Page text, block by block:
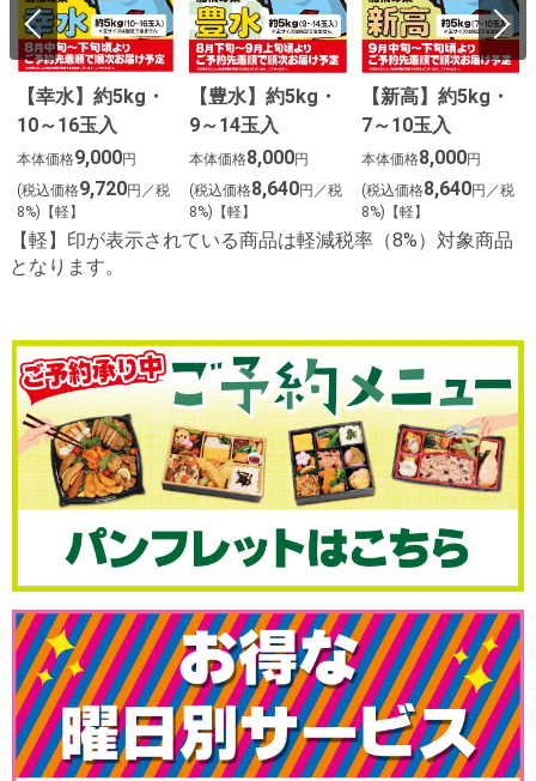
【幸水】約5kg・
10～16玉入
本体価格9,000円
(税込価格9,720円／税
8%)【軽】
【豊水】約5kg・
9～14玉入
本体価格8,000円
(税込価格8,640円／税
8%)【軽】
【新高】約5kg・
7～10玉入
本体価格8,000円
(税込価格8,640円／税
8%)【軽】
【軽】印が表示されている商品は軽減税率（8%）対象商品
となります。